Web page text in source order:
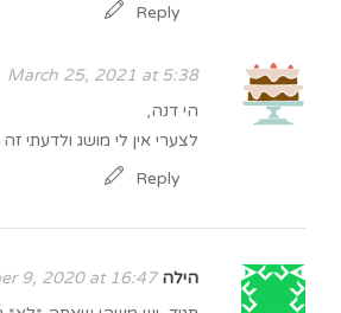
Reply
March 25, 2021 at 5:38
הי דנה,
לצערי אין לי מושג ולדעתי
Reply
הילה 9, 2020 at 16:47